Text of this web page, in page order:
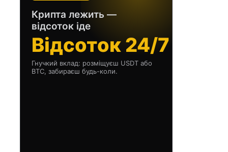
Крипта лежить —
відсоток іде
Відсоток 24/7
Гнучкий вклад: розміщуєш USDT або
BTC, забираєш будь-коли.